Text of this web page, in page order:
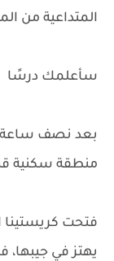
المتداعية من
سأعلمك درسًا
بعد نصف ساعة،
منطقة سكنية
فتحت كريستينا
يهتز في جيبها،